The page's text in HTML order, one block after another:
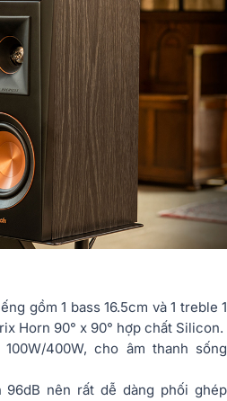
gồm 1 bass 16.5cm và 1 treble 1
Horn 90° x 90° hợp chất Silicon.
400W, cho âm thanh sống
nên rất dễ dàng phối ghép